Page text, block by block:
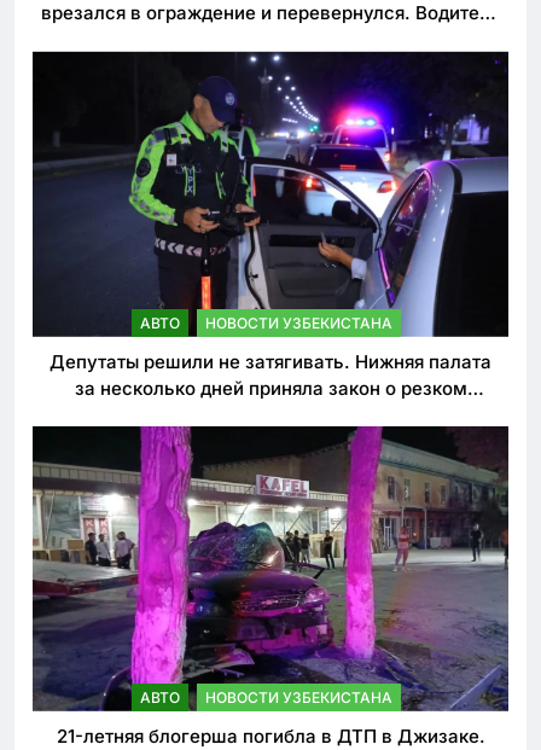
врезался в ограждение и перевернулся. Водитель
АВТО НОВОСТИ УЗБЕКИСТАНА
Депутаты решили не затягивать. Нижняя палата
за несколько дней приняла закон о резком
АВТО НОВОСТИ УЗБЕКИСТАНА
21-летняя блогерша погибла в ДТП в Джизаке.